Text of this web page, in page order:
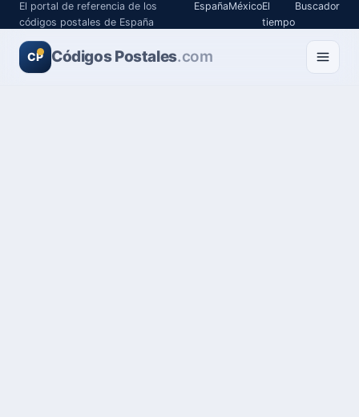
El portal de referencia de los
códigos postales de España
EspañaMéxicoEl
tiempo
Buscador
CP Códigos Postales.com